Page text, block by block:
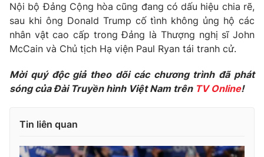
Thị trường
Tư vấn
Lịch phát sóng
Chuyên mục khác
Emagazine Podcast
Video Shorts video
Nội bộ Đảng Cộng hòa cũng đang có dấu hiệu chia rẽ,
sau khi ông Donald Trump cố tình không ủng hộ các
nhân vật cao cấp trong Đảng là Thượng nghị sĩ John
McCain và Chủ tịch Hạ viện Paul Ryan tái tranh cử.
Mời quý độc giả theo dõi các chương trình đã phát
sóng của Đài Truyền hình Việt Nam trên TV Online!
Tin liên quan